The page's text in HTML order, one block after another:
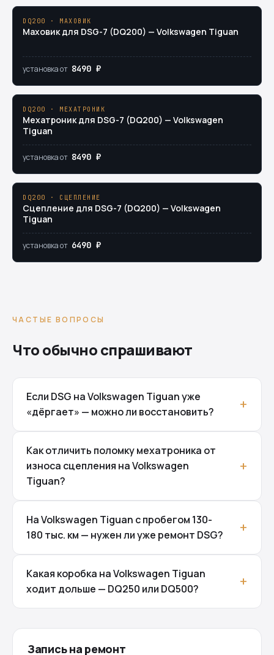
DQ200 · МАХОВИК
Маховик для DSG-7 (DQ200) — Volkswagen Tiguan
установка от 8490 ₽
DQ200 · МЕХАТРОНИК
Мехатроник для DSG-7 (DQ200) — Volkswagen
Tiguan
установка от 8490 ₽
DQ200 · СЦЕПЛЕНИЕ
Сцепление для DSG-7 (DQ200) — Volkswagen
Tiguan
установка от 6490 ₽
ЧАСТЫЕ ВОПРОСЫ
Что обычно спрашивают
Если DSG на Volkswagen Tiguan уже
«дёргает» — можно ли восстановить?
Как отличить поломку мехатроника от
износа сцепления на Volkswagen
Tiguan?
На Volkswagen Tiguan с пробегом 130-
180 тыс. км — нужен ли уже ремонт DSG?
Какая коробка на Volkswagen Tiguan
ходит дольше — DQ250 или DQ500?
Запись на ремонт